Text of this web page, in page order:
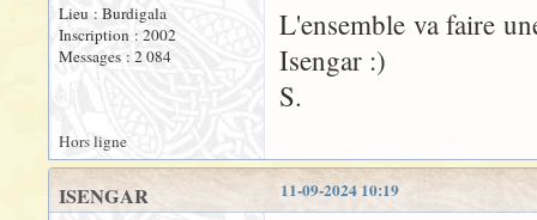
Lieu : Burdigala
Inscription : 2002
Messages : 2 084
L'ensemble va faire
Isengar :)
S.
Hors ligne
11-09-2024 10:19
ISENGAR